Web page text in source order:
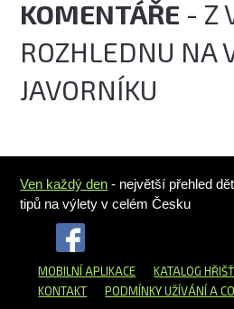
KOMENTÁŘE - Z
ROZHLEDNU NA
JAVORNÍKU
Ven každý den - největší přehled
tipů na výlety v celém Česku
MOBILNÍ APLIKACE KATALOG HŘIŠŤ
KONTAKT
PODMÍNKY UŽÍVÁNÍ A